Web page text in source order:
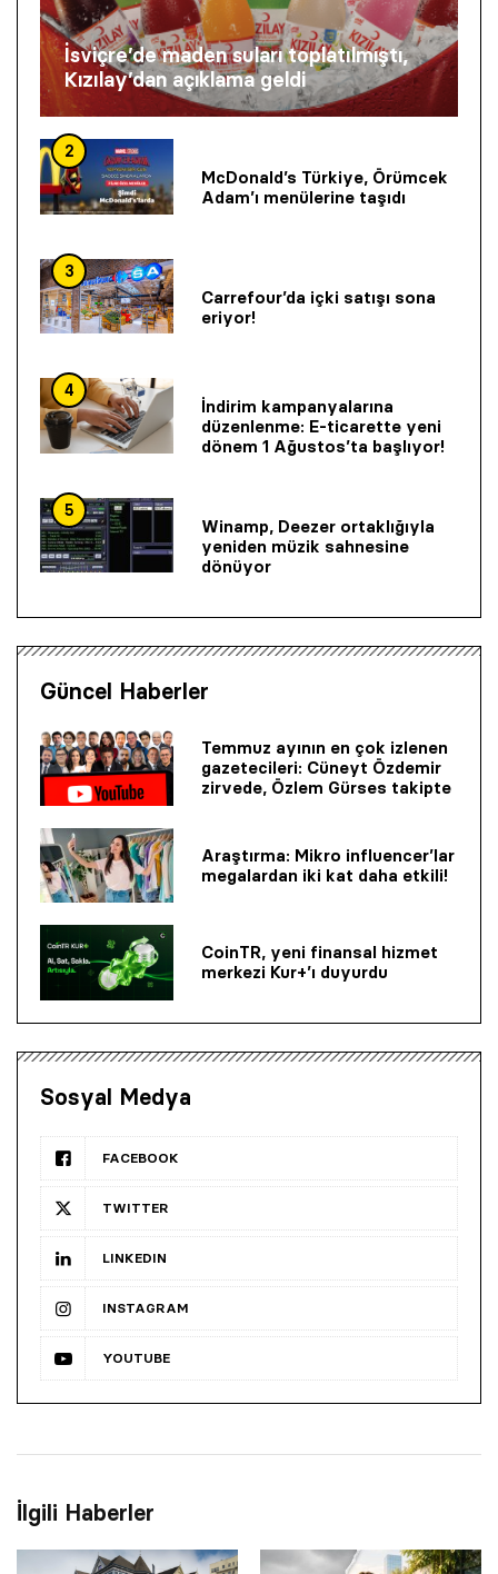
İsviçre’de maden suları toplatılmıştı,
Kızılay’dan açıklama geldi
2
McDonald’s Türkiye, Örümcek
Adam’ı menülerine taşıdı
3
Carrefour’da içki satışı sona
eriyor!
4
İndirim kampanyalarına
düzenlenme: E-ticarette yeni
dönem 1 Ağustos’ta başlıyor!
5
Winamp, Deezer ortaklığıyla
yeniden müzik sahnesine
dönüyor
Güncel Haberler
Temmuz ayının en çok izlenen
gazetecileri: Cüneyt Özdemir
zirvede, Özlem Gürses takipte
Araştırma: Mikro influencer’lar
megalardan iki kat daha etkili!
CoinTR, yeni finansal hizmet
merkezi Kur+’ı duyurdu
Sosyal Medya
FACEBOOK
TWITTER
LINKEDIN
INSTAGRAM
YOUTUBE
İlgili Haberler